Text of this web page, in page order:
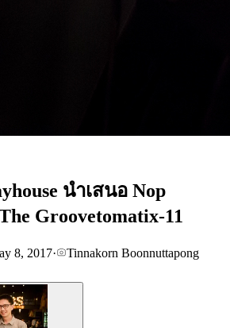
นำเสนอ Nop
Groovetomatix-11
8, 2017· Tinnakorn Boonnuttapong